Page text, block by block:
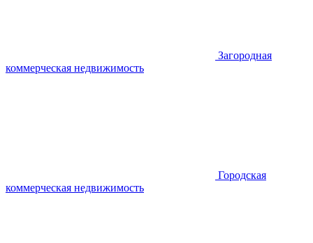
Загородная
коммерческая недвижимость
Городская
коммерческая недвижимость